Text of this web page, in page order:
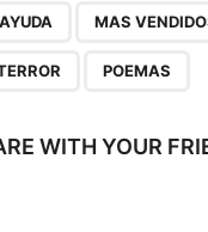
MAS
POEMAS
WITH YOUR